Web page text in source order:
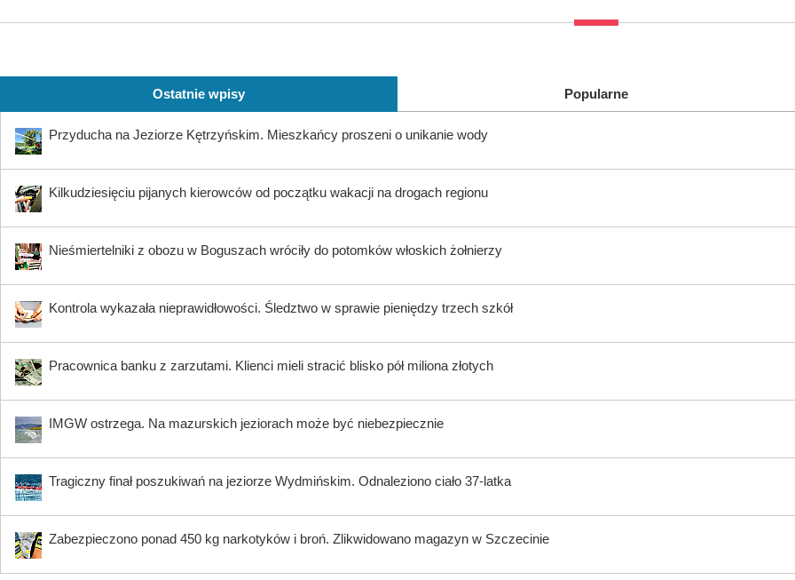
Ostatnie wpisy Popularne
Przyducha na Jeziorze Kętrzyńskim. Mieszkańcy proszeni o unikanie wody
Kilkudziesięciu pijanych kierowców od początku wakacji na drogach regionu
Nieśmiertelniki z obozu w Boguszach wróciły do potomków włoskich żołnierzy
Kontrola wykazała nieprawidłowości. Śledztwo w sprawie pieniędzy trzech szkół
Pracownica banku z zarzutami. Klienci mieli stracić blisko pół miliona złotych
IMGW ostrzega. Na mazurskich jeziorach może być niebezpiecznie
Tragiczny finał poszukiwań na jeziorze Wydmińskim. Odnaleziono ciało 37-latka
Zabezpieczono ponad 450 kg narkotyków i broń. Zlikwidowano magazyn w Szczecinie